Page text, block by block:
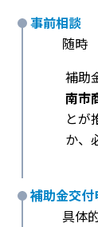
事前相談
随時
補助
南市
とが
か、
補助金交付
具体